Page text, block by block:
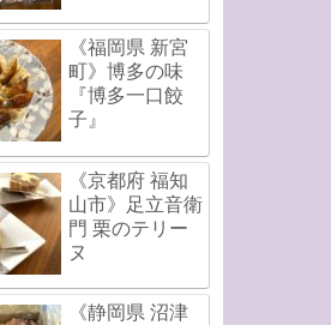
《福岡県 新宮
町》博多の味
『博多一口餃
子』
《京都府 福知
山市》足立音衛
門 栗のテリー
ヌ
《静岡県 沼津